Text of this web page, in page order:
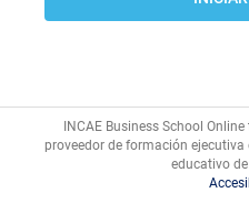
INCAE Business School
proveedor de formación